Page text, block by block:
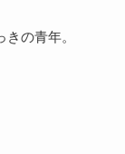
の青年。